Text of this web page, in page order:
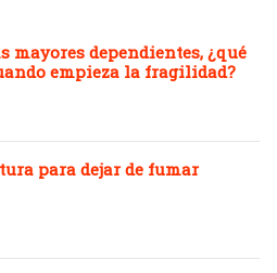
mayores dependientes, ¿qué
empieza la fragilidad?
para dejar de fumar